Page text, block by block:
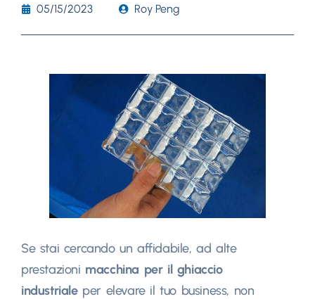
05/15/2023 Roy Peng
Se stai cercando un affidabile, ad alte
prestazioni macchina per il ghiaccio
industrialeper elevare il tuo business, non